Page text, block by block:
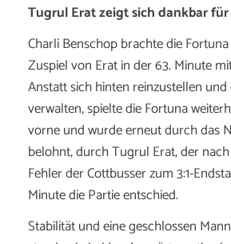
Tugrul Erat zeigt sich dankbar
Charli Benschop brachte die
Zuspiel von Erat in der 63. Minute
Anstatt sich hinten reinzustellen und
verwalten, spielte die Fortuna
vorne und wurde erneut durch das
belohnt, durch Tugrul Erat, der
Fehler der Cottbusser zum 3:1-
Minute die Partie entschied.
Stabilität und eine geschlossen